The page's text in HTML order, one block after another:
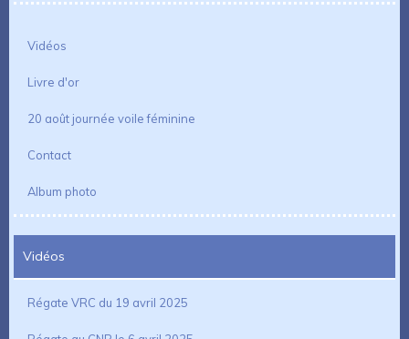
Vidéos
Livre d'or
20 août journée voile féminine
Contact
Album photo
Vidéos
Régate VRC du 19 avril 2025